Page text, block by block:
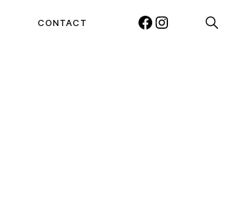
CONTACT
FACEBOOK
INSTAGRAM